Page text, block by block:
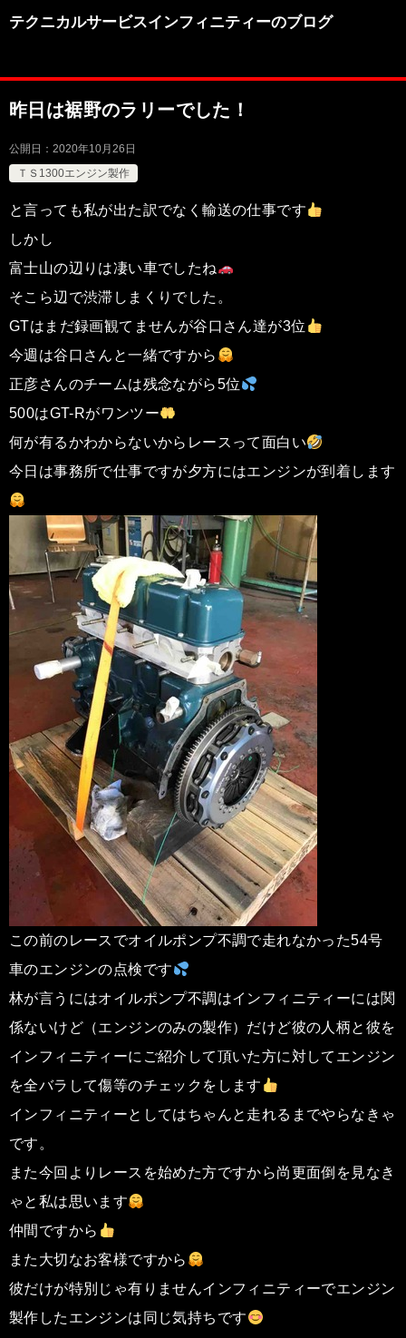
テクニカルサービスインフィニティーのブログ
昨日は裾野のラリーでした！
公開日： 2020年10月26日
ＴＳ1300エンジン製作
と言っても私が出た訳でなく輸送の仕事です
しかし
富士山の辺りは凄い車でしたね
そこら辺で渋滞しまくりでした。
GTはまだ録画観てませんが谷口さん達が3位
今週は谷口さんと一緒ですから
正彦さんのチームは残念ながら5位
500はGT-Rがワンツー
何が有るかわからないからレースって面白い
今日は事務所で仕事ですが夕方にはエンジンが到着します
この前のレースでオイルポンプ不調で走れなかった54号
車のエンジンの点検です
林が言うにはオイルポンプ不調はインフィニティーには関
係ないけど（エンジンのみの製作）だけど彼の人柄と彼を
インフィニティーにご紹介して頂いた方に対してエンジン
を全バラして傷等のチェックをします
インフィニティーとしてはちゃんと走れるまでやらなきゃ
です。
また今回よりレースを始めた方ですから尚更面倒を見なき
ゃと私は思います
仲間ですから
また大切なお客様ですから
彼だけが特別じゃ有りませんインフィニティーでエンジン
製作したエンジンは同じ気持ちです